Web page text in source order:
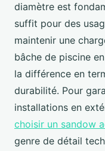
diamètre est
suffit pour des
maintenir une
bâche de piscine
la différence en
durabilité. Pour
installations en
choisir un sandow
genre de détail